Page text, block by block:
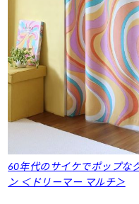
60年代のサイケでポップな
ン ＜ドリーマー マルチ＞